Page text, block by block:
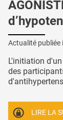
Actualité publiée
L'initiation
des
LIRE LA